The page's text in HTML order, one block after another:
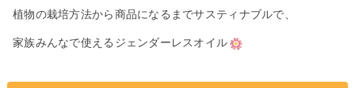
植物の栽培方法から商品になるまでサスティナブルで、
家族みんなで使えるジェンダーレスオイル